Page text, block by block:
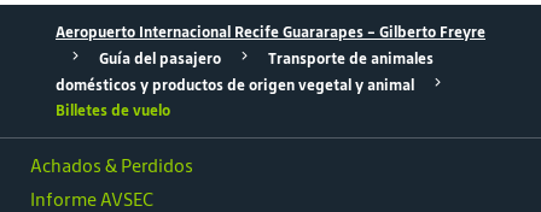
Aeropuerto Internacional Recife Guararapes - Gilberto Freyre
Guía del pasajero
Transporte de animales
domésticos y productos de origen vegetal y animal
Billetes de vuelo
Achados & Perdidos
Informe AVSEC